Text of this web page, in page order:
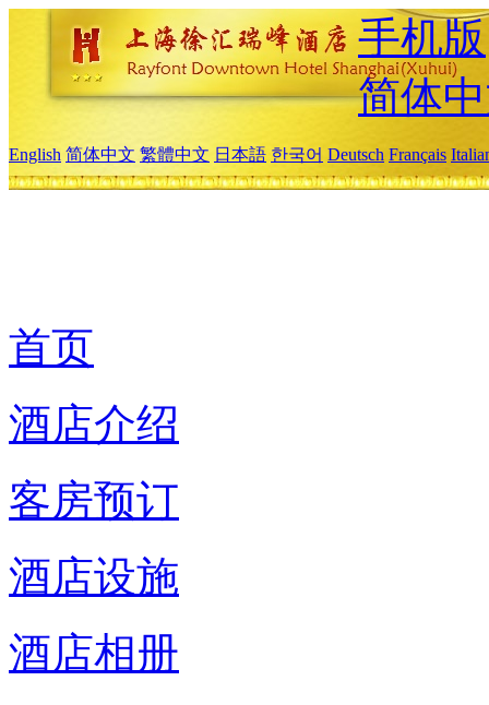
手机版
简体
English 简体中文 繁體中文 日本語 한국어 Deutsch Français
首页
酒店介绍
客房预订
酒店设施
酒店相册